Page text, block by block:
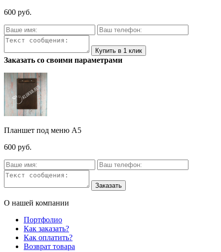
600 руб.
Заказать со своими параметрами
Планшет под меню А5
600 руб.
О нашей компании
Портфолио
Как заказать?
Как оплатить?
Возврат товара